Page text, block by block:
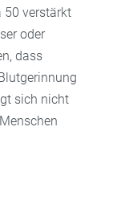
50 verstärkt
oder
dass
sich nicht